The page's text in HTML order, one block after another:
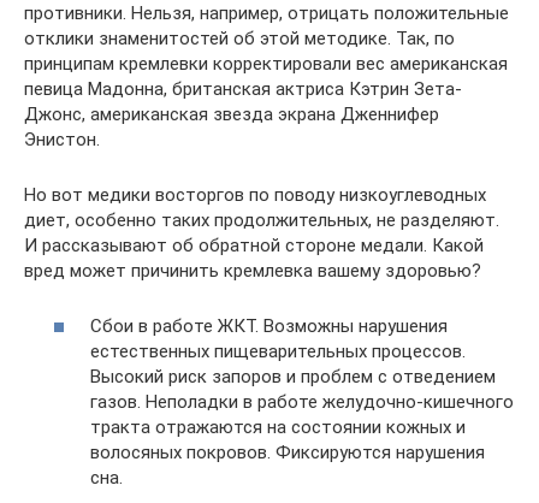
противники. Нельзя, например, отрицать положительные
отклики знаменитостей об этой методике. Так, по
принципам кремлевки корректировали вес американская
певица Мадонна, британская актриса Кэтрин Зета-
Джонс, американская звезда экрана Дженнифер
Энистон.
Но вот медики восторгов по поводу низкоуглеводных
диет, особенно таких продолжительных, не разделяют.
И рассказывают об обратной стороне медали. Какой
вред может причинить кремлевка вашему здоровью?
Сбои в работе ЖКТ. Возможны нарушения
естественных пищеварительных процессов.
Высокий риск запоров и проблем с отведением
газов. Неполадки в работе желудочно-кишечного
тракта отражаются на состоянии кожных и
волосяных покровов. Фиксируются нарушения
сна.